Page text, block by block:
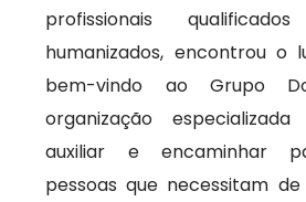
profissionais
humanizados, encontrou o
bem-vindo ao Grupo
organização
auxiliar e encaminhar
pessoas que necessitam